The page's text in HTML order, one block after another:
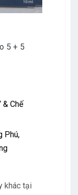
5 + 5
& Chế
Phú,
khác tại